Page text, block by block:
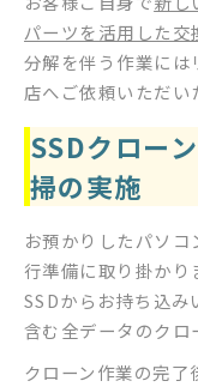
パーツを活用した交
分解を伴う作業には
店へご依頼いただい
SSDクロー
掃の実施
お預かりしたパソ
行準備に取り掛かり
SSDからお持ち込み
含む全データのクロ
クローン作業の完了